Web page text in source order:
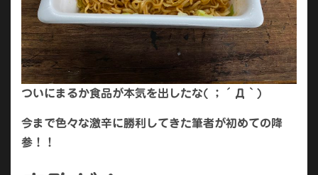
ついにまるか食品が本気を出したな( ；´Д｀)
今まで色々な激辛に勝利してきた筆者が初めての降
参！！